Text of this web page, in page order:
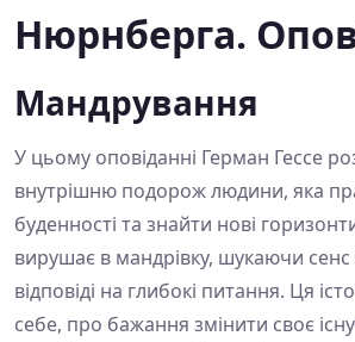
Нюрнберга.
Мандрування
У цьому оповіданні Герман Гессе
внутрішню подорож людини, яка
буденності та знайти нові
вирушає в мандрівку, шукаючи сенс
відповіді на глибокі питання. Ця
себе, про бажання змінити своє